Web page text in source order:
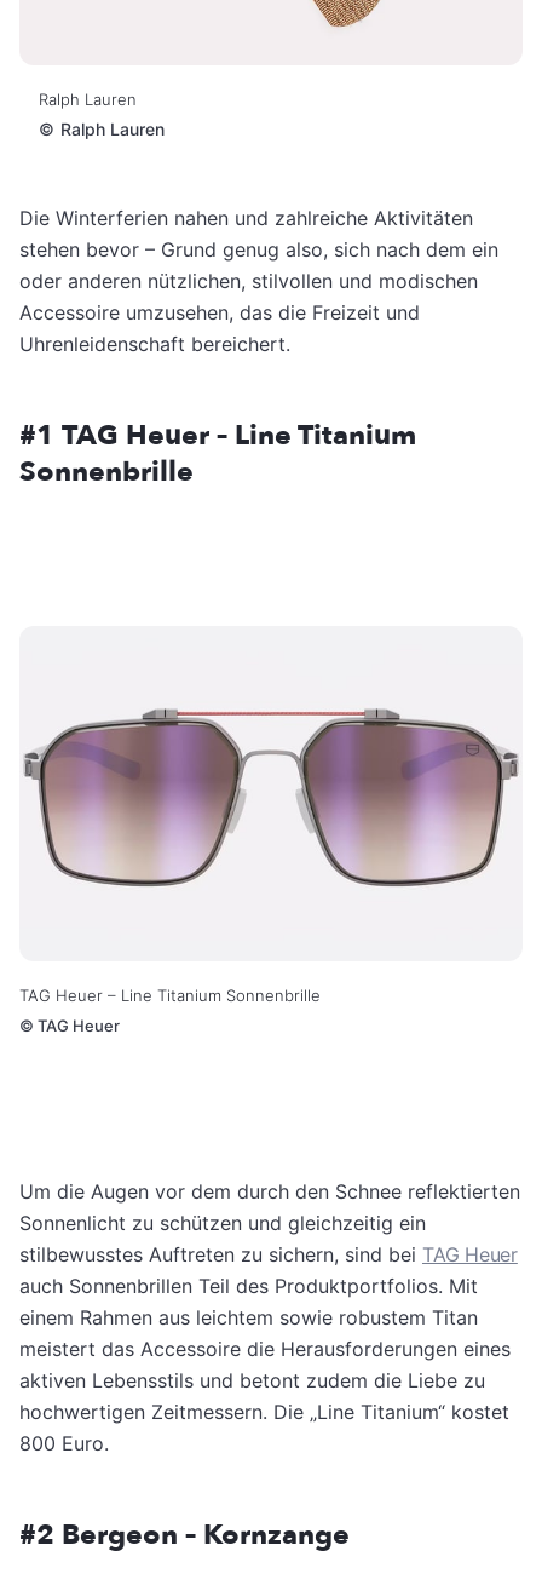
Ralph Lauren
© Ralph Lauren
Die Winterferien nahen und zahlreiche Aktivitäten
stehen bevor – Grund genug also, sich nach dem ein
oder anderen nützlichen, stilvollen und modischen
Accessoire umzusehen, das die Freizeit und
Uhrenleidenschaft bereichert.
#1 TAG Heuer – Line Titanium
Sonnenbrille
TAG Heuer – Line Titanium Sonnenbrille
© TAG Heuer
Um die Augen vor dem durch den Schnee reflektierten
Sonnenlicht zu schützen und gleichzeitig ein
stilbewusstes Auftreten zu sichern, sind bei TAG Heuer
auch Sonnenbrillen Teil des Produktportfolios. Mit
einem Rahmen aus leichtem sowie robustem Titan
meistert das Accessoire die Herausforderungen eines
aktiven Lebensstils und betont zudem die Liebe zu
hochwertigen Zeitmessern. Die „Line Titanium“ kostet
800 Euro.
#2 Bergeon – Kornzange